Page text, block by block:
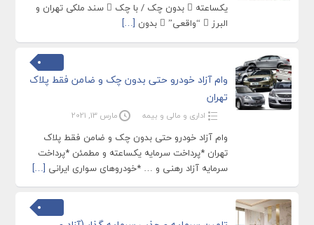
یکساعته  بدون چک / با چک  سند ملکی تهران و
البرز  “واقعی”  بدون
[…]
وام آزاد خودرو حتی بدون چک و ضامن فقط پلاک
تهران
اداری و مالی و بیمه مارس 13, 2021
وام آزاد خودرو حتی بدون چک و ضامن فقط پلاک
تهران *پرداخت سرمایه یکساعته و مطمئن *پرداخت
سرمایه آزاد رهنی و … *خودروهای سواری ایرانی […]